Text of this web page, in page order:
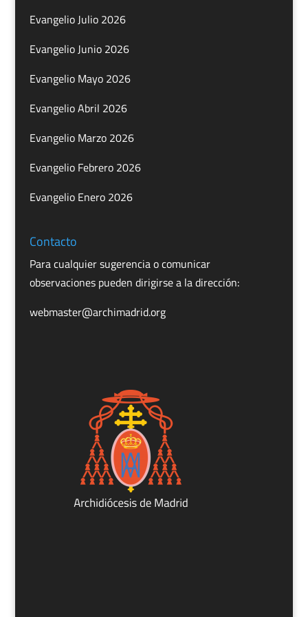
Evangelio Julio 2026
Evangelio Junio 2026
Evangelio Mayo 2026
Evangelio Abril 2026
Evangelio Marzo 2026
Evangelio Febrero 2026
Evangelio Enero 2026
Contacto
Para cualquier sugerencia o comunicar
observaciones pueden dirigirse a la dirección:
webmaster@archimadrid.org